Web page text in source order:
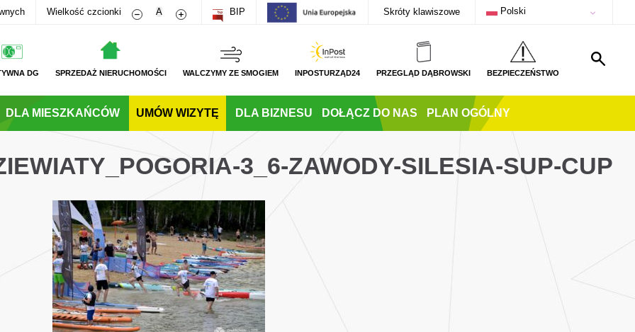
Wielkość czcionki Zmniejsz rozmiar czcionki
A Zwiększ rozmiar czcionki
BIP Skróty klawiszowe Polski
DG SPRZEDAŻ NIERUCHOMOŚCI WALCZYMY ZE SMOGIEM INPOSTURZĄD24 PRZEGLĄD DĄBROWSKI BEZPIECZEŃSTWO
DLA MIESZKAŃCÓW UMÓW WIZYTĘ DLA BIZNESU DOŁĄCZ DO NAS PLAN OGÓLNY
3_6-ZAWODY-SILESIA-SUP-CUP